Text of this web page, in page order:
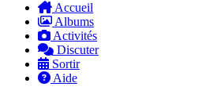
Accueil
Albums
Activités
Discuter
Sortir
Aide